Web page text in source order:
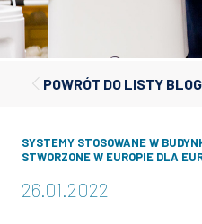
POWRÓT DO LISTY
SYSTEMY STOSOWANE W
STWORZONE W EUROPIE DLA
26.01.2022